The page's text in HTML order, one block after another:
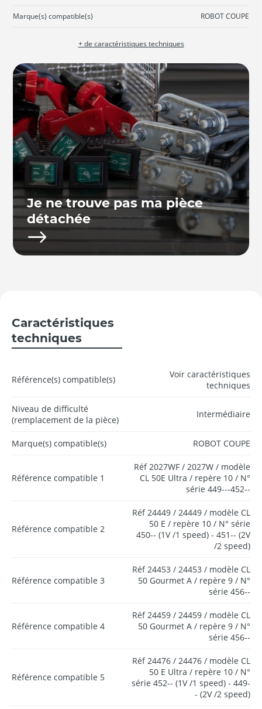
Marque(s) compatible(s) ROBOT COUPE
+ de caractéristiques techniques
Je ne trouve pas ma pièce
détachée
Caractéristiques
techniques
Référence(s) compatible(s)
Voir caractéristiques
techniques
Niveau de difficulté
(remplacement de la pièce)
Intermédiaire
Marque(s) compatible(s) ROBOT COUPE
Référence compatible 1
Réf 2027WF / 2027W / modèle
CL 50E Ultra / repère 10 / N°
série 449---452--
Référence compatible 2
Réf 24449 / 24449 / modèle CL
50 E / repère 10 / N° série
450-- (1V /1 speed) - 451-- (2V
/2 speed)
Référence compatible 3
Réf 24453 / 24453 / modèle CL
50 Gourmet A / repère 9 / N°
série 456--
Référence compatible 4
Réf 24459 / 24459 / modèle CL
50 Gourmet A / repère 9 / N°
série 456--
Référence compatible 5
Réf 24476 / 24476 / modèle CL
50 E Ultra / repère 10 / N°
série 452-- (1V /1 speed) - 449-
- (2V /2 speed)